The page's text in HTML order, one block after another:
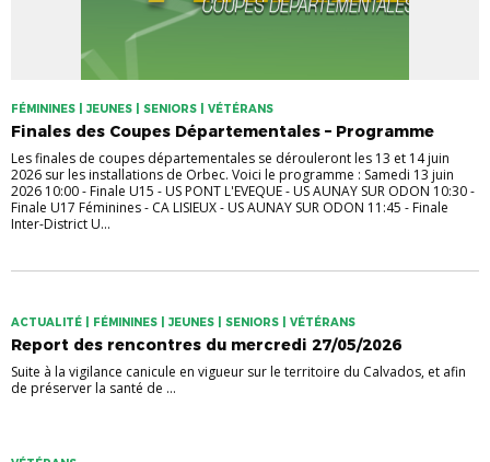
FÉMININES | JEUNES | SENIORS | VÉTÉRANS
Finales des Coupes Départementales – Programme
Les finales de coupes départementales se dérouleront les 13 et 14 juin
2026 sur les installations de Orbec. Voici le programme : Samedi 13 juin
2026 10:00 - Finale U15 - US PONT L'EVEQUE - US AUNAY SUR ODON 10:30 -
Finale U17 Féminines - CA LISIEUX - US AUNAY SUR ODON 11:45 - Finale
Inter-District U...
ACTUALITÉ | FÉMININES | JEUNES | SENIORS | VÉTÉRANS
Report des rencontres du mercredi 27/05/2026
Suite à la vigilance canicule en vigueur sur le territoire du Calvados, et afin
de préserver la santé de ...